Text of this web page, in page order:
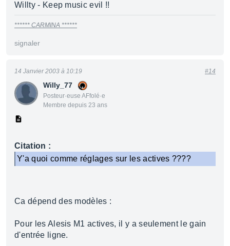
Willty - Keep music evil !!
****** CARMINA ******
signaler
Willy_77
Posteur·euse AFfolé·e
Membre depuis 23 ans
14 Janvier 2003 à 10:19 #14
Citation :
Y'a quoi comme réglages sur les actives ????
Ca dépend des modèles :
Pour les Alesis M1 actives, il y a seulement le gain
d'entrée ligne.